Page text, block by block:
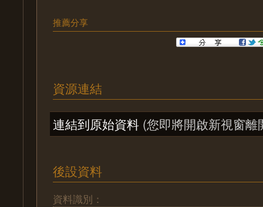
推薦分享
資源連結
連結到原始資料 (您即將開啟新視窗離
後設資料
資料識別：